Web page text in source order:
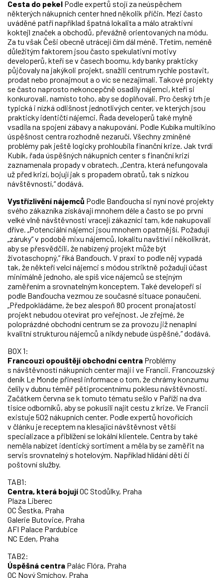
Cesta do pekel Podle expertů stojí za neúspěchem
některých nákupních center hned několik příčin. Mezi často
uváděné patří například špatná lokalita a málo atraktivní
koktejl značek a obchodů, převážně orientovaných na módu.
Za tu však Češi obecně utrácejí čím dál méně. Třetím, neméně
důležitým faktorem jsou často spekulativní motivy
developerů, kteří se v časech boomu, kdy banky prakticky
půjčovaly na jakýkoli projekt, snažili centrum rychle postavit,
prodat nebo pronajmout a o víc se nezajímali. Takové projekty
se často naprosto nekoncepčně osadily nájemci, kteří si
konkurovali, namísto toho, aby se doplňovali. Pro český trh je
typická i nízká odlišnost jednotlivých center, ve kterých jsou
prakticky identičtí nájemci. Řada developerů také mylně
vsadila na spojení zábavy a nakupování. Podle Kubíka multikino
úspěšnost centra rozhodně nezaručí. Všechny zmíněné
problémy pak ještě logicky prohloubila finanční krize. Jak tvrdí
Kubík, řada úspěšných nákupních center s finanční krizí
zaznamenala propady v obratech. „Centra, která nefungovala
už před krizí, bojují jak s propadem obratů, tak s nízkou
návštěvností,“ dodává.
Vystřízlivění nájemců Podle Banďoucha si nyní nové projekty
svého zákazníka získávají mnohem déle a často se po první
velké vlně návštěvnosti vracejí zákazníci tam, kde nakupovali
dříve. „Potenciální nájemci jsou mnohem opatrnější. Požadují
„záruky“ v podobě mixu nájemců, lokalitu navštíví i několikrát,
aby se přesvědčili, že nabízený projekt může být
životaschopný,” říká Banďouch. V praxi to podle něj vypadá
tak, že někteří velcí nájemci s módou striktně požadují účast
minimálně jednoho, ale spíš více nájemců se stejným
zaměřením a srovnatelným konceptem. Také developeři si
podle Banďoucha vezmou ze současné situace ponaučení.
„Předpokládáme, že bez alespoň 80 procent pronajatosti
projekt nebudou otevírat pro veřejnost. Je zřejmé, že
poloprázdné obchodní centrum se za provozu již nenaplní
kvalitní strukturou nájemců a nikdy nebude úspěšné,” dodává.
BOX 1:
Francouzi opouštějí obchodní centra Problémy
s návštěvností nákupních center mají i ve Francii. Francouzský
deník Le Monde přinesl informace o tom, že chrámy konzumu
čelily v dubnu téměř pětiprocentnímu poklesu návštěvnosti.
Začátkem června se k tomuto tématu sešlo v Paříži na dva
tisíce odborníků, aby se pokusili najít cestu z krize. Ve Francii
existuje 502 nákupních center. Podle expertů hovořících
v článku je receptem na klesající návštěvnost větší
specializace a přiblížení se lokální klientele. Centra by také
neměla nabízet identický sortiment a měla by se zaměřit na
servis srovnatelný s hotelovým. Například hlídání dětí či
poštovní služby.
TAB1:
Centra, která bojujíOC Stodůlky, Praha
Plaza Liberec
OC Šestka, Praha
Galerie Butovice, Praha
AFI Palace Pardubice
NC Eden, Praha
TAB2:
Úspěšná centra Palác Flóra, Praha
OC Nový Smíchov, Praha